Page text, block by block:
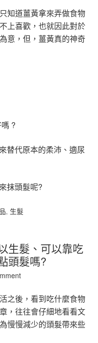
知道薑黃拿來弄做食物
上喜歡，也就因此對於
意，但，薑黃真的神奇
?
替代原本的柔沛、適尿
抹頭髮呢?
, 生髮
生髮、可以靠吃
頭髮嗎?
之後，看到吃什麼食物
，往往會仔細地看看文
慢慢減少的頭髮帶來些